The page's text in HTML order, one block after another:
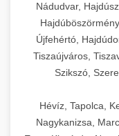
Nádudvar,
Újfehértó,
Tiszaújváros,
Szikszó,
Hévíz, Tapolca,
Nagykanizsa,